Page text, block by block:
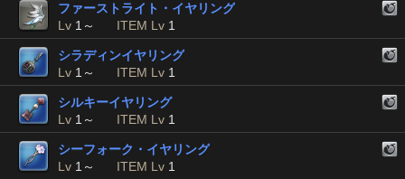
ファーストライト・イヤリング
Lv 1～ ITEM Lv 1
シラディンイヤリング
Lv 1～ ITEM Lv 1
シルキーイヤリング
Lv 1～ ITEM Lv 1
シーフォーク・イヤリング
Lv 1～ ITEM Lv 1